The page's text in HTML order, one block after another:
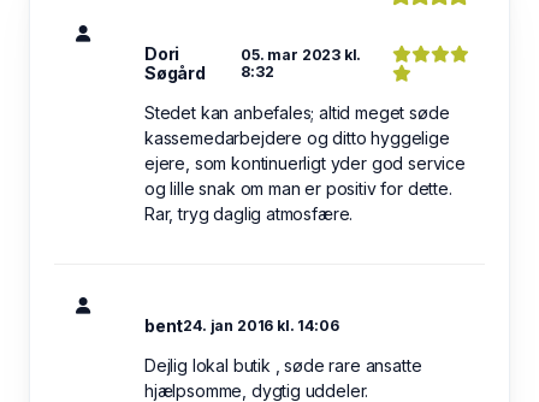
Dori
Søgård
05. mar 2023 kl.
8:32
Stedet kan anbefales; altid meget søde
kassemedarbejdere og ditto hyggelige
ejere, som kontinuerligt yder god service
og lille snak om man er positiv for dette.
Rar, tryg daglig atmosfære.
bent24. jan 2016 kl. 14:06
Dejlig lokal butik , søde rare ansatte
hjælpsomme, dygtig uddeler.